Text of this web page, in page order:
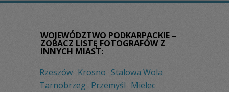
WOJEWÓDZTWO PODKARPACKIE –
ZOBACZ LISTĘ FOTOGRAFÓW Z
INNYCH MIAST:
Rzeszów Krosno Stalowa Wola
Tarnobrzeg Przemyśl Mielec